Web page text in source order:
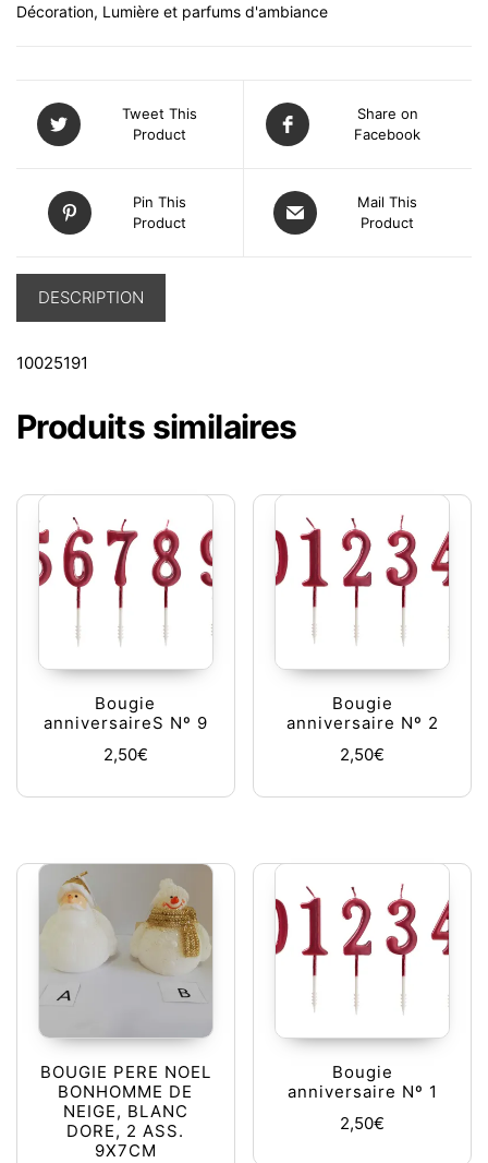
Décoration, Lumière et parfums d'ambiance
Tweet This
Product
Share on
Facebook
Pin This
Product
Mail This
Product
DESCRIPTION
10025191
Produits similaires
Bougie
anniversaireS Nº 9
2,50€
Bougie
anniversaire Nº 2
2,50€
BOUGIE PERE NOEL
BONHOMME DE
NEIGE, BLANC
DORE, 2 ASS.
9X7CM
Bougie
anniversaire Nº 1
2,50€